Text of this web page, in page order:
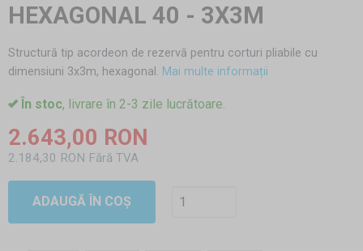
HEXAGONAL 40 - 3X3M
Structură tip acordeon de rezervă pentru corturi pliabile cu
dimensiuni 3x3m, hexagonal. Mai multe informații
În stoc, livrare în 2-3 zile lucrătoare.
2.643,00 RON
2.184,30 RON Fără TVA
ADAUGĂ ÎN COȘ